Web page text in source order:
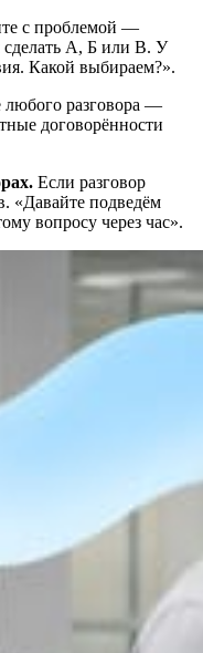
с проблемой —
А, Б или В. У
Какой выбираем?».
любого разговора —
договорённости
Если разговор
«Давайте подведём
вопросу через час».